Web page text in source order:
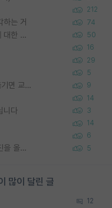
212
하는 거 74
포스텍 억까에 대해 (동문의 학문적 아웃풋에 대한 반박) 50
16
29
5
SSH 박사과정을 그만두고 지방대 박사로 옮기면 교수의 꿈은 끝일까요? 9
14
니다 3
14
6
정보보안 연구하는 입장에선 식별가능한 사진을 올리는건 비추이긴함 5
많이 달린 글
12